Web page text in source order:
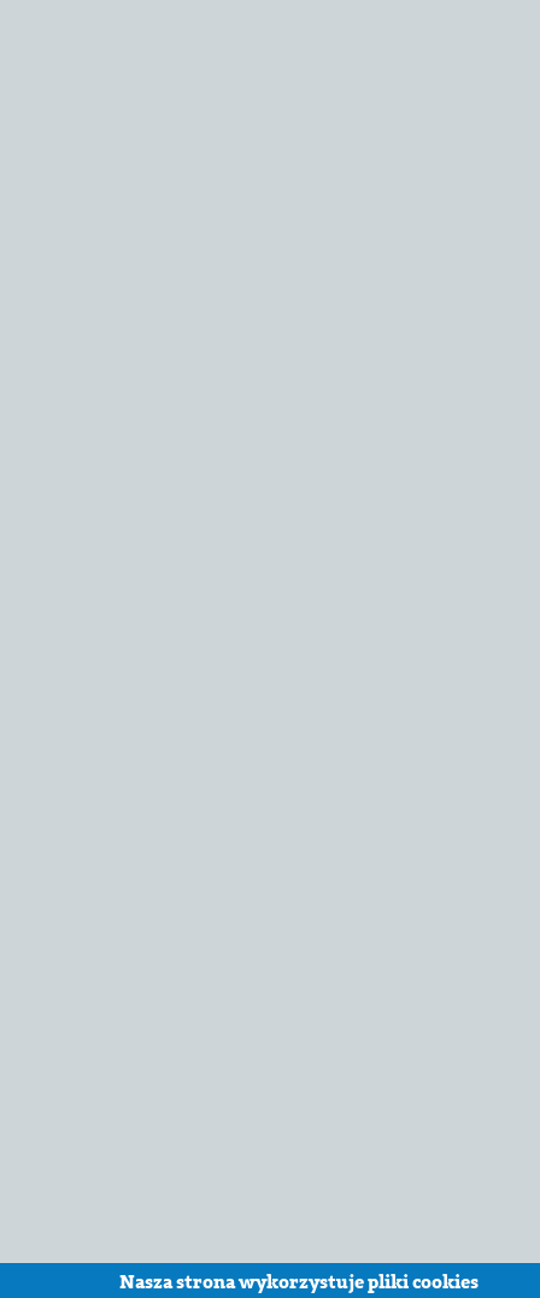
Nasza strona wykorzystuje pliki cookies